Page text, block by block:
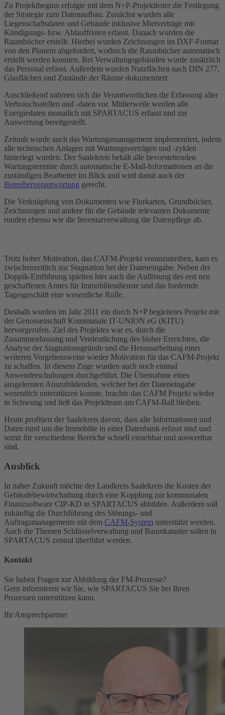
Zu Projektbeginn erfolgte mit dem N+P-Projektleiter die Festlegung
der Strategie zum Datenaufbau. Zunächst wurden alle
Liegenschaftsdaten und Gebäude inklusive Mietverträge mit
Kündigungs- bzw. Ablauffristen erfasst. Danach wurden die
Raumbücher erstellt. Hierbei wurden Zeichnungen im DXF-Format
von den Planern abgefordert, wodurch die Raumbücher automatisch
erstellt werden konnten. Bei Verwaltungsgebäuden wurde zusätzlich
das Personal erfasst. Außerdem wurden Nutzflächen nach DIN 277,
Glasflächen und Zustände der Räume dokumentiert.
Anschließend nahmen sich die Verantwortlichen die Erfassung aller
Verbrauchsstellen und -daten vor. Mittlerweile werden alle
Energiedaten monatlich mit SPARTACUS erfasst und zur
Auswertung bereitgestellt.
Zeitnah wurde auch das Wartungsmanagement implementiert, indem
alle technischen Anlagen mit Wartungsverträgen und -zyklen
hinterlegt wurden. Der Saalekreis behält alle bevorstehenden
Wartungstermine durch automatische E-Mail-Informationen an die
zuständigen Bearbeiter im Blick und wird damit auch der
Betreiberverantwortung gerecht.
Die Verknüpfung von Dokumenten wie Flurkarten, Grundbücher,
Zeichnungen und andere für die Gebäude relevanten Dokumente
runden ebenso wie die Inventarverwaltung die Datenpflege ab.
Trotz hoher Motivation, das CAFM-Projekt voranzutreiben, kam es
zwischenzeitlich zur Stagnation bei der Dateneingabe. Neben der
Doppik-Einführung spielten hier auch die Auflösung des erst neu
geschaffenen Amtes für Immobiliendienste und das fordernde
Tagesgeschäft eine wesentliche Rolle.
Deshalb wurden im Jahr 2011 ein durch N+P begleitetes Projekt mit
der Genossenschaft Kommunale IT-UNION eG (KITU)
hervorgerufen. Ziel des Projektes war es, durch die
Zusammenfassung und Verdeutlichung des bisher Erreichten, die
Analyse der Stagnationsgründe und die Herausarbeitung einer
weiteren Vorgehensweise wieder Motivation für das CAFM-Projekt
zu schaffen. In diesem Zuge wurden auch noch einmal
Anwenderschulungen durchgeführt. Die Übernahme eines
ausgelernten Auszubildenden, welcher bei der Dateneingabe
wesentlich unterstützen konnte, brachte das CAFM Projekt wieder
in Schwung und ließ das Projektteam am CAFM-Ball bleiben.
Heute profitiert der Saalekreis davon, dass alle Informationen und
Daten rund um die Immobilie in einer Datenbank erfasst sind und
somit für verschiedene Bereiche schnell einsehbar und auswertbar
sind.
Ausblick
In naher Zukunft möchte der Landkreis Saalekreis die Kosten der
Gebäudebewirtschaftung durch eine Kopplung zur kommunalen
Finanzsoftware CIP-KD in SPARTACUS abbilden. Außerdem soll
zukünftig die Durchführung des Störungs- und
Auftragsmanagements mit dem CAFM-System unterstützt werden.
Auch die Themen Schlüsselverwaltung und Baumkataster sollen in
SPARTACUS zentral überführt werden.
Kontakt
Sie haben Fragen zur Abbildung der FM-Prozesse?
Gern informieren wir Sie, wie SPARTACUS Sie bei Ihren
Prozessen unterstützen kann.
Ihr Ansprechpartner